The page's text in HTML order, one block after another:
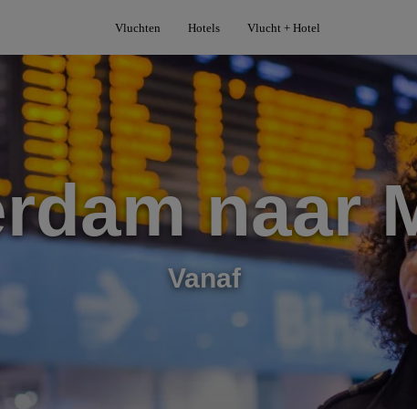
Vluchten Hotels Vlucht + Hotel
naar
Vanaf